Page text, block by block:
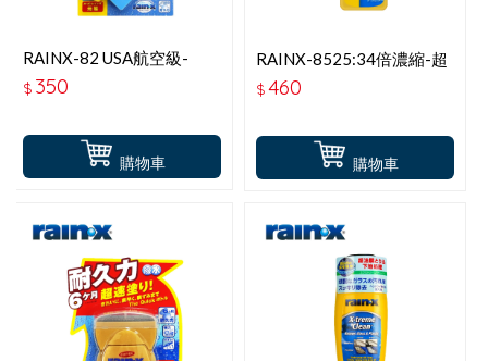
購物車
RAINX-82 USA航空級-
SUPER玻璃鍍膜撥水
劑-70ML
$ 350
購物車
RAINX-8525:34倍濃縮-超
撥水鍍膜雨刷精 500ML
$460